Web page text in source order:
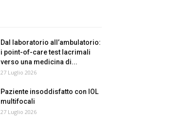
Dal laboratorio all’ambulatorio:
i point-of-care test lacrimali
verso una medicina di...
27 Luglio 2026
Paziente insoddisfatto con IOL
multifocali
27 Luglio 2026